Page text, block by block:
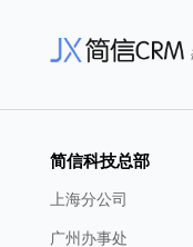
简信科技总部
上海分公司
广州办事处